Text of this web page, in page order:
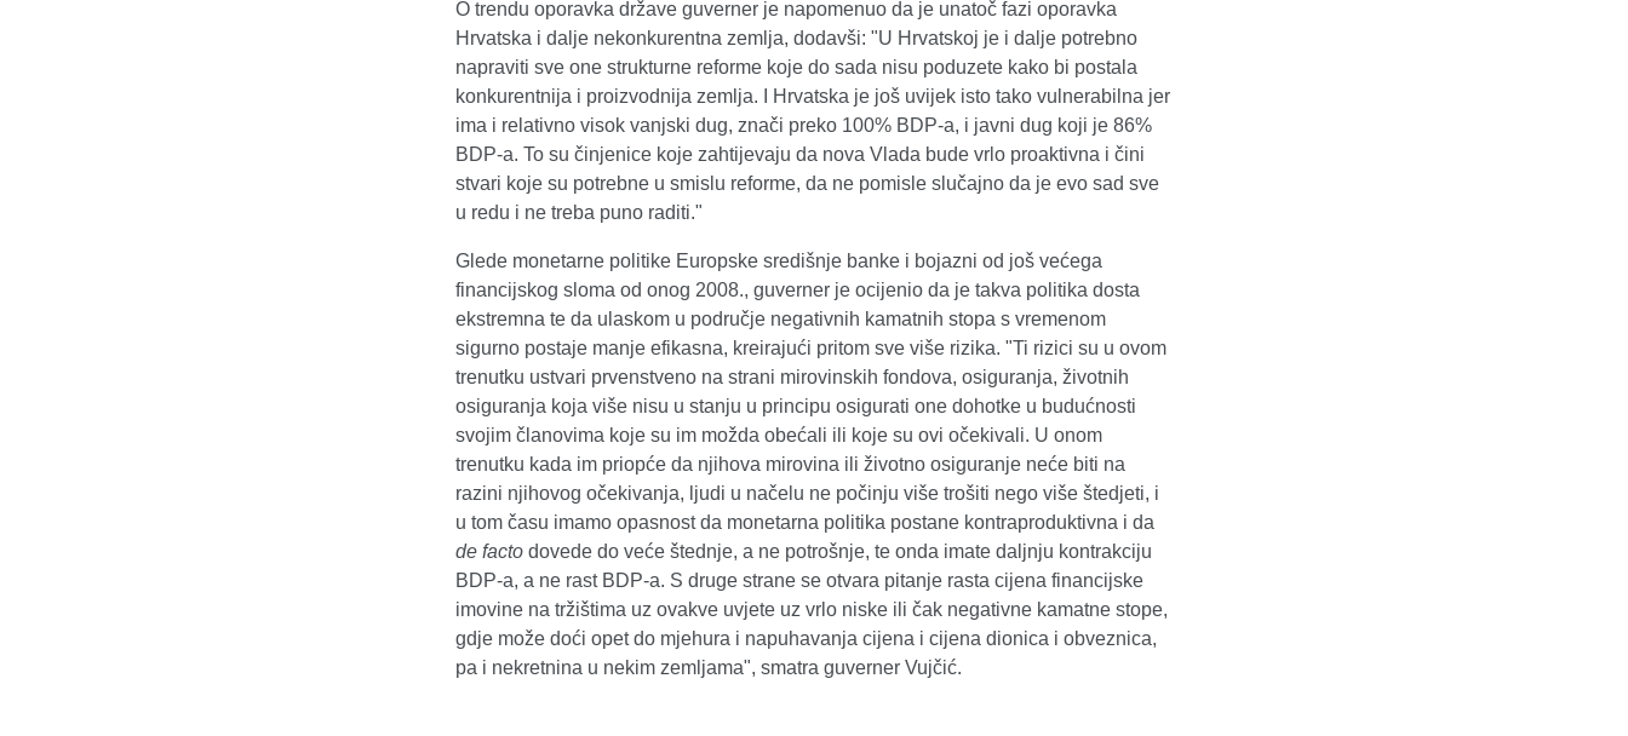
O trendu oporavka države guverner je napomenuo da je unatoč fazi oporavka
Hrvatska i dalje nekonkurentna zemlja, dodavši: "U Hrvatskoj je i dalje potrebno
napraviti sve one strukturne reforme koje do sada nisu poduzete kako bi postala
konkurentnija i proizvodnija zemlja. I Hrvatska je još uvijek isto tako vulnerabilna jer
ima i relativno visok vanjski dug, znači preko 100% BDP-a, i javni dug koji je 86%
BDP-a. To su činjenice koje zahtijevaju da nova Vlada bude vrlo proaktivna i čini
stvari koje su potrebne u smislu reforme, da ne pomisle slučajno da je evo sad sve
u redu i ne treba puno raditi."
Glede monetarne politike Europske središnje banke i bojazni od još većega
financijskog sloma od onog 2008., guverner je ocijenio da je takva politika dosta
ekstremna te da ulaskom u područje negativnih kamatnih stopa s vremenom
sigurno postaje manje efikasna, kreirajući pritom sve više rizika. "Ti rizici su u ovom
trenutku ustvari prvenstveno na strani mirovinskih fondova, osiguranja, životnih
osiguranja koja više nisu u stanju u principu osigurati one dohotke u budućnosti
svojim članovima koje su im možda obećali ili koje su ovi očekivali. U onom
trenutku kada im priopće da njihova mirovina ili životno osiguranje neće biti na
razini njihovog očekivanja, ljudi u načelu ne počinju više trošiti nego više štedjeti, i
u tom času imamo opasnost da monetarna politika postane kontraproduktivna i da
de facto dovede do veće štednje, a ne potrošnje, te onda imate daljnju kontrakciju
BDP-a, a ne rast BDP-a. S druge strane se otvara pitanje rasta cijena financijske
imovine na tržištima uz ovakve uvjete uz vrlo niske ili čak negativne kamatne stope,
gdje može doći opet do mjehura i napuhavanja cijena i cijena dionica i obveznica,
pa i nekretnina u nekim zemljama", smatra guverner Vujčić.